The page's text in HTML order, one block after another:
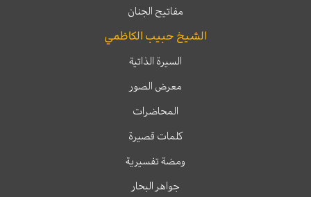
مفاتيح الجنان
الشيخ حبيب الكاظمي
السيرة الذاتية
معرض الصور
المحاضرات
كلمات قصيرة
ومضة تفسيرية
جواهر البحار